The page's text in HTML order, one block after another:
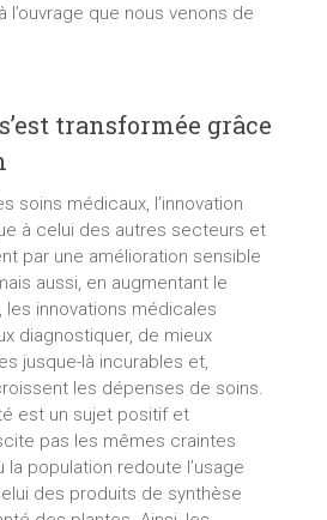
l’ouvrage que nous venons de
transformée grâce
soins médicaux, l’innovation
à celui des autres secteurs et
par une amélioration sensible
aussi, en augmentant le
innovations médicales
diagnostiquer, de mieux
jusque-là incurables et,
les dépenses de soins.
est un sujet positif et
pas les mêmes craintes
la population redoute l’usage
des produits de synthèse